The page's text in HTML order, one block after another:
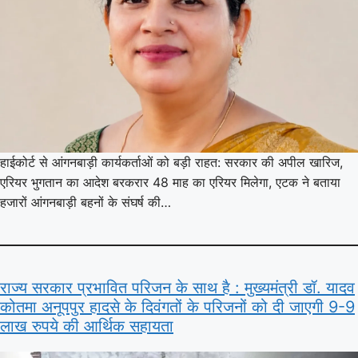
हाईकोर्ट से आंगनबाड़ी कार्यकर्ताओं को बड़ी राहत: सरकार की अपील खारिज,
एरियर भुगतान का आदेश बरकरार 48 माह का एरियर मिलेगा, एटक ने बताया
हजारों आंगनबाड़ी बहनों के संघर्ष की…
राज्य सरकार प्रभावित परिजन के साथ है : मुख्यमंत्री डॉ. यादव
कोतमा अनूपपुर हादसे के दिवंगतों के परिजनों को दी जाएगी 9-9
लाख रुपये की आर्थिक सहायता